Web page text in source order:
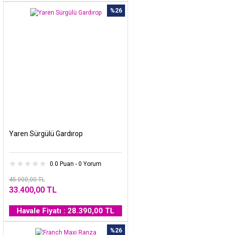
%26
Yaren Sürgülü Gardırop
0.0 Puan - 0 Yorum
45.000,00 TL
33.400,00 TL
Havale Fiyatı : 28.390,00 TL
%26